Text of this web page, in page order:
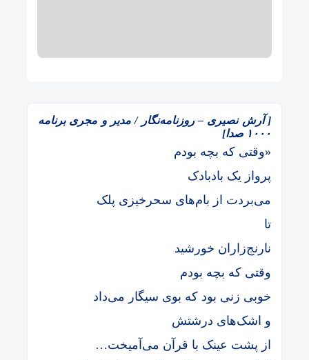
[ آرش نصیری – روزنامه‌نگار / مدیر و مجری برنامه
۱۰۰۰ صدا]
«وقتی که بچه بودم
پرواز یک بادبادک
می‌بردت از بام‌های سحرخیزی پلک
تا
نارنج‌زاران خورشید
وقتی که بچه بودم
خوبی زنی بود که بوی سیگار می‌داد
و اشک‌های درشتش
از پشت عینک با قرآن می‌آمیخت…